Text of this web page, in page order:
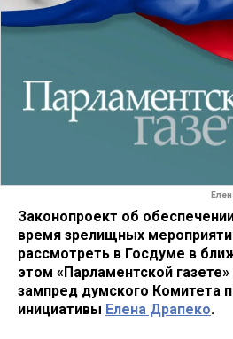
Законопроект об
время зрелищных
рассмотреть в Госдуме в
этом «Парламентской
зампред думского Комитета
инициативы Елена Драпеко.